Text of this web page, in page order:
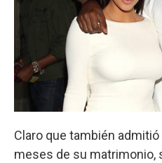
Claro que también
meses de su matrimonio,